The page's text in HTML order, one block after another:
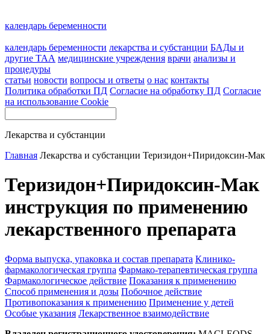
календарь беременности
календарь беременности лекарства и субстанции БАДы и
другие ТАА медицинские учреждения врачи анализы и
процедуры
статьи новости вопросы и ответы о нас контакты
Политика обработки ПД Согласие на обработку ПД Согласие
на использование Cookie
Лекарства и субстанции
Главная Лекарства и субстанции Теризидон+Пиридоксин-Мак
Теризидон+Пиридоксин-Мак
инструкция по применению
лекарственного препарата
Форма выпуска, упаковка и состав препарата Клинико-
фармакологическая группа Фармако-терапевтическая группа
Фармакологическое действие Показания к применению
Способ применения и дозы Побочное действие
Противопоказания к применению Применение у детей
Особые указания Лекарственное взаимодействие